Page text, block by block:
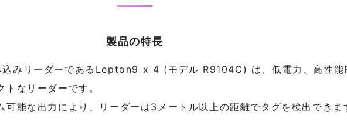
製品の特長
みリーダーであるLepton9 x 4 (モデル R9104C) は、低電力、高性能
なリーダーです。
能な出力により、リーダーは3メートル以上の距離でタグを検出できま